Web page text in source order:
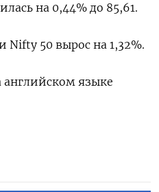
на 0,44% до 85,61.
50 вырос на 1,32%.
языке